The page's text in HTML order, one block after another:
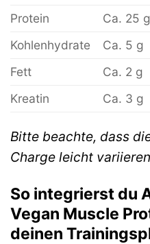
Protein
Ca. 25 g
Kohlenhydrate
Ca. 5 g
Fett
Ca. 2 g
Kreatin
Ca. 3 g
Bitte beachte, dass
Charge leicht
So integrierst du
Vegan Muscle
deinen